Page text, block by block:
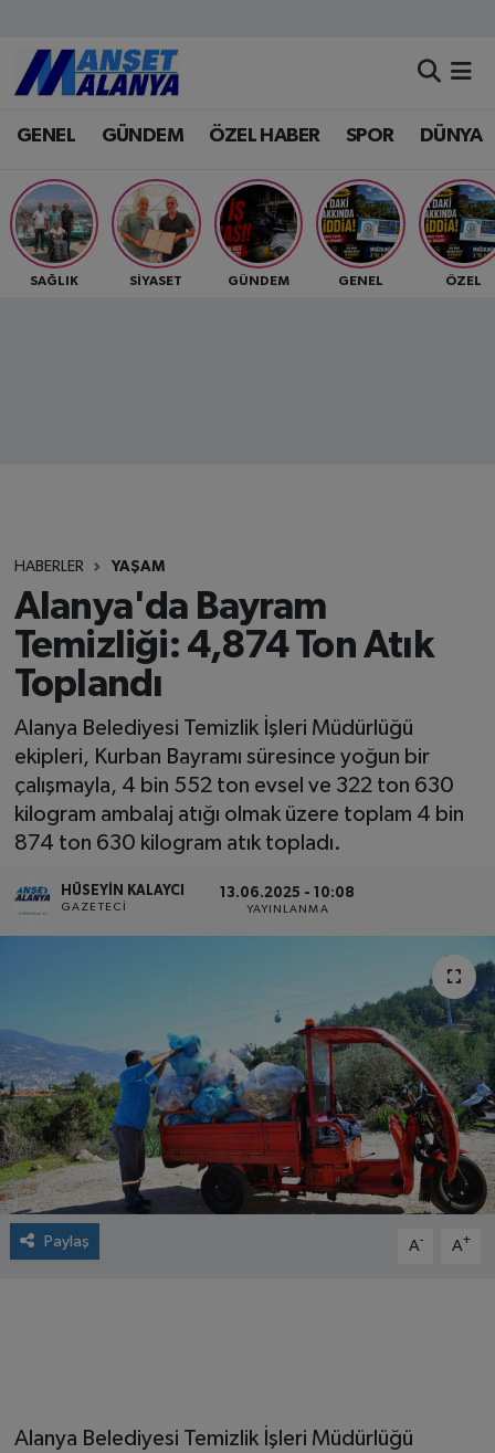
GENEL GÜNDEM ÖZEL HABER SPOR DÜNYA
SAĞLIK SİYASET GÜNDEM GENEL ÖZEL
HABERLER YAŞAM
Alanya'da Bayram
Temizliği: 4,874 Ton Atık
Toplandı
Alanya Belediyesi Temizlik İşleri Müdürlüğü
ekipleri, Kurban Bayramı süresince yoğun bir
çalışmayla, 4 bin 552 ton evsel ve 322 ton 630
kilogram ambalaj atığı olmak üzere toplam 4 bin
874 ton 630 kilogram atık topladı.
HÜSEYIN KALAYCI
GAZETECI
13.06.2025 - 10:08
YAYINLANMA
Paylaş A- A+
Alanya Belediyesi Temizlik İşleri Müdürlüğü
Antalya Nöbetçi Eczaneler
Antalya Hava Durumu
Antalya Namaz Vakitleri
Antalya Trafik Yoğunluk Haritası